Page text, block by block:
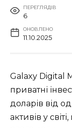
ПЕРЕГЛЯДІВ
6
ОНОВЛЕНО
11.10.2025
Galaxy Digital
приватні
доларів від
активів у